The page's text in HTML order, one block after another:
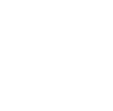
live like you will die tomorrow.